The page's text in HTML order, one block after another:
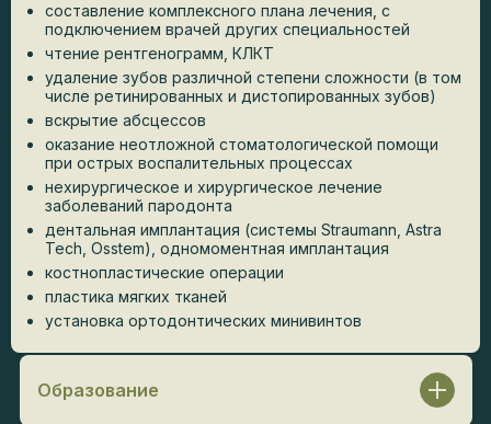
составление комплексного плана лечения, с
подключением врачей других специальностей
чтение рентгенограмм, КЛКТ
удаление зубов различной степени сложности (в том
числе ретинированных и дистопированных зубов)
вскрытие абсцессов
оказание неотложной стоматологической помощи
при острых воспалительных процессах
нехирургическое и хирургическое лечение
заболеваний пародонта
дентальная имплантация (системы Straumann, Astra
Tech, Osstem), одномоментная имплантация
костнопластические операции
пластика мягких тканей
установка ортодонтических минивинтов
Образование